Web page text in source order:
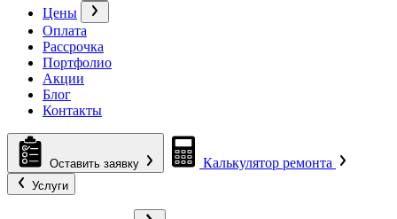
Цены
Оплата
Рассрочка
Портфолио
Акции
Блог
Контакты
Оставить заявку Калькулятор ремонта
Услуги